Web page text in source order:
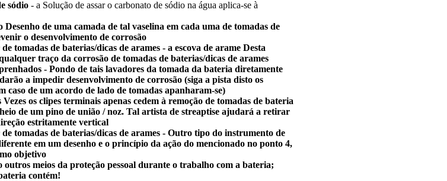
sódio - a Solução de assar o carbonato de sódio na água aplica-se à
de uma camada de tal vaselina em cada uma de tomadas de
o desenvolvimento de corrosão
tomadas de baterias/dicas de arames - a escova de arame Desta
traço da corrosão de tomadas de baterias/dicas de arames
- Pondo de tais lavadores da tomada da bateria diretamente
a impedir desenvolvimento de corrosão (siga a pista disto os
caso de um acordo de lado de tomadas apanharam-se)
os clipes terminais apenas cedem à remoção de tomadas de bateria
de um pino de união / noz. Tal artista de streaptise ajudará a retirar
estritamente vertical
tomadas de baterias/dicas de arames - Outro tipo do instrumento de
em um desenho e o princípio da ação do mencionado no ponto 4,
objetivo
meios da proteção pessoal durante o trabalho com a bateria;
contém!